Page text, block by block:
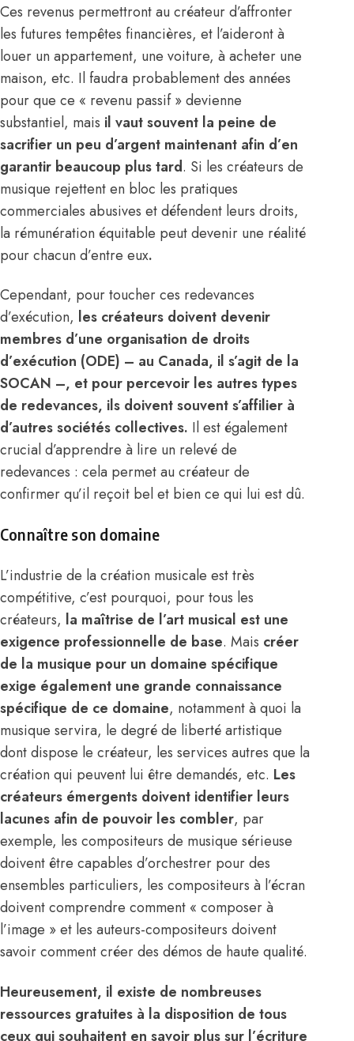
Ces revenus permettront au créateur d’affronter
les futures tempêtes financières, et l’aideront à
louer un appartement, une voiture, à acheter une
maison, etc. Il faudra probablement des années
pour que ce « revenu passif » devienne
substantiel, mais il vaut souvent la peine de
sacrifier un peu d’argent maintenant afin d’en
garantir beaucoup plus tard. Si les créateurs de
musique rejettent en bloc les pratiques
commerciales abusives et défendent leurs droits,
la rémunération équitable peut devenir une réalité
pour chacun d’entre eux.
Cependant, pour toucher ces redevances
d’exécution, les créateurs doivent devenir
membres d’une organisation de droits
d’exécution (ODE) – au Canada, il s’agit de la
SOCAN –, et pour percevoir les autres types
de redevances, ils doivent souvent s’affilier à
d’autressociétés collectives. Il est également
crucial d’apprendre à lire un relevé de
redevances : cela permet au créateur de
confirmer qu’il reçoit bel et bien ce qui lui est dû.
Connaître son domaine
L’industrie de la création musicale est très
compétitive, c’est pourquoi, pour tous les
créateurs, la maîtrise de l’art musical est une
exigence professionnelle de base. Mais créer
de la musique pour un domaine spécifique
exige également une grande connaissance
spécifique de ce domaine, notamment à quoi la
musique servira, le degré de liberté artistique
dont dispose le créateur, les services autres que la
création qui peuvent lui être demandés, etc. Les
créateurs émergents doivent identifier leurs
lacunes afin de pouvoir les combler, par
exemple, les compositeurs de musique sérieuse
doivent être capables d’orchestrer pour des
ensembles particuliers, les compositeurs à l’écran
doivent comprendre comment « composer à
l’image » et les auteurs-compositeurs doivent
savoir comment créer des démos de haute qualité.
Heureusement, il existe de nombreuses
ressources gratuites à la disposition de tous
ceux qui souhaitent en savoir plus sur l’écriture